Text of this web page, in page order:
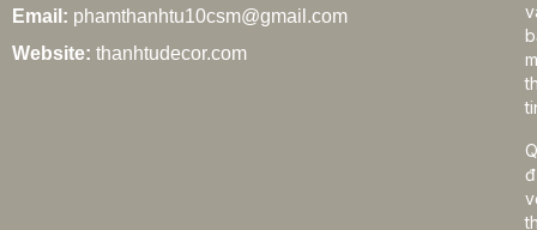
Email: phamthanhtu10csm@gmail.com
Website: thanhtudecor.com